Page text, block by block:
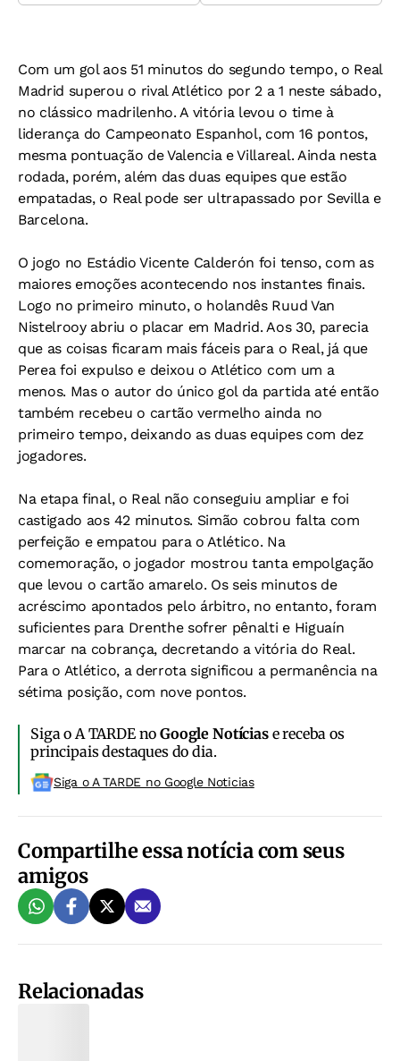
Com um gol aos 51 minutos do segundo tempo, o Real
Madrid superou o rival Atlético por 2 a 1 neste sábado,
no clássico madrilenho. A vitória levou o time à
liderança do Campeonato Espanhol, com 16 pontos,
mesma pontuação de Valencia e Villareal. Ainda nesta
rodada, porém, além das duas equipes que estão
empatadas, o Real pode ser ultrapassado por Sevilla e
Barcelona.
O jogo no Estádio Vicente Calderón foi tenso, com as
maiores emoções acontecendo nos instantes finais.
Logo no primeiro minuto, o holandês Ruud Van
Nistelrooy abriu o placar em Madrid. Aos 30, parecia
que as coisas ficaram mais fáceis para o Real, já que
Perea foi expulso e deixou o Atlético com um a
menos. Mas o autor do único gol da partida até então
também recebeu o cartão vermelho ainda no
primeiro tempo, deixando as duas equipes com dez
jogadores.
Na etapa final, o Real não conseguiu ampliar e foi
castigado aos 42 minutos. Simão cobrou falta com
perfeição e empatou para o Atlético. Na
comemoração, o jogador mostrou tanta empolgação
que levou o cartão amarelo. Os seis minutos de
acréscimo apontados pelo árbitro, no entanto, foram
suficientes para Drenthe sofrer pênalti e Higuaín
marcar na cobrança, decretando a vitória do Real.
Para o Atlético, a derrota significou a permanência na
sétima posição, com nove pontos.
Siga o A TARDE noGoogle Notíciase receba os
principais destaques do dia.
Siga o A TARDE no Google Noticias
Compartilhe essa notícia com seus
amigos
Relacionadas